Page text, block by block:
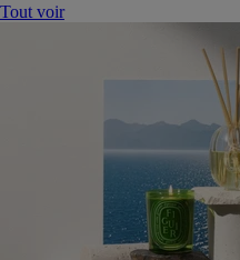
Tout voir